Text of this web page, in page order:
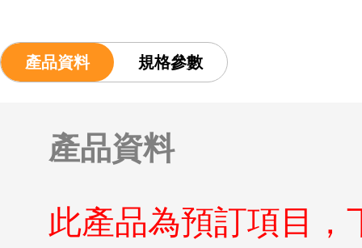
產品資料 規格參數
產品資料
此產品為預訂項目